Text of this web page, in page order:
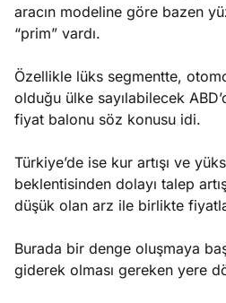
aracın modeline göre bazen
“prim” vardı.
Özellikle lüks segmentte,
olduğu ülke sayılabilecek
fiyat balonu söz konusu idi.
Türkiye’de ise kur artışı ve
beklentisinden dolayı talep
düşük olan arz ile birlikte
Burada bir denge oluşmaya
giderek olması gereken yere